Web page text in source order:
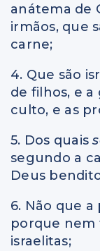
anátema de
irmãos, que
carne;
4. Que são
de filhos, e a
culto, e as
5. Dos quais
segundo a
Deus
6. Não que a
porque nem
israelitas;